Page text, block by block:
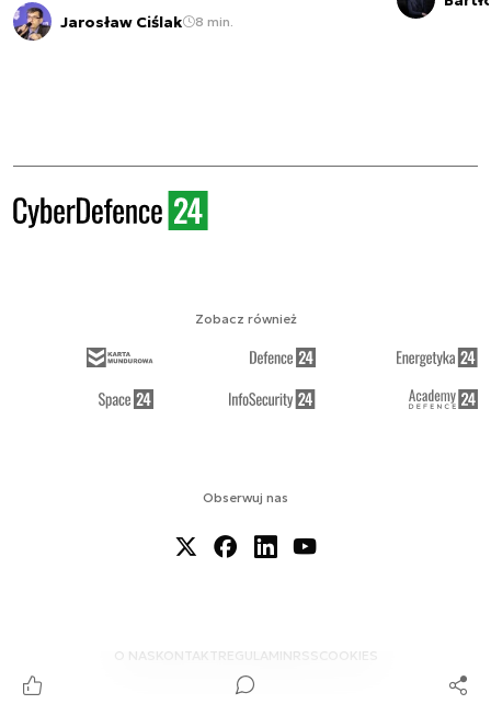
Jarosław Ciślak 8 min.
Obserwuj nas
O NAS KONTAKTREGULAMINRSS COOKIES
Zobacz również